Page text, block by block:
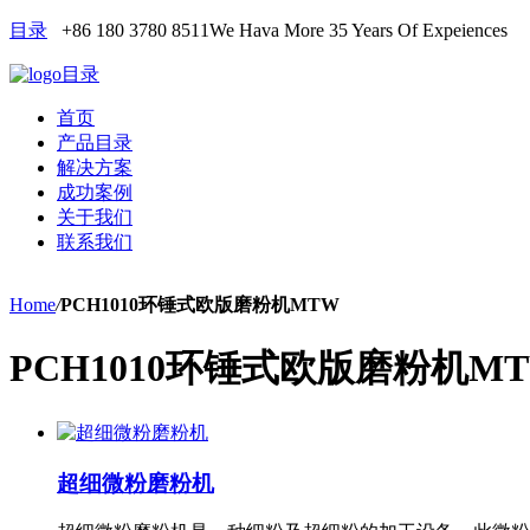
目录 +86 180 3780 8511We Hava More 35 Years Of Expeiences
目录
首页
产品目录
解决方案
成功案例
关于我们
联系我们
Home/PCH1010环锤式欧版磨粉机MTW
PCH1010环锤式欧版磨粉机
超细微粉磨粉机